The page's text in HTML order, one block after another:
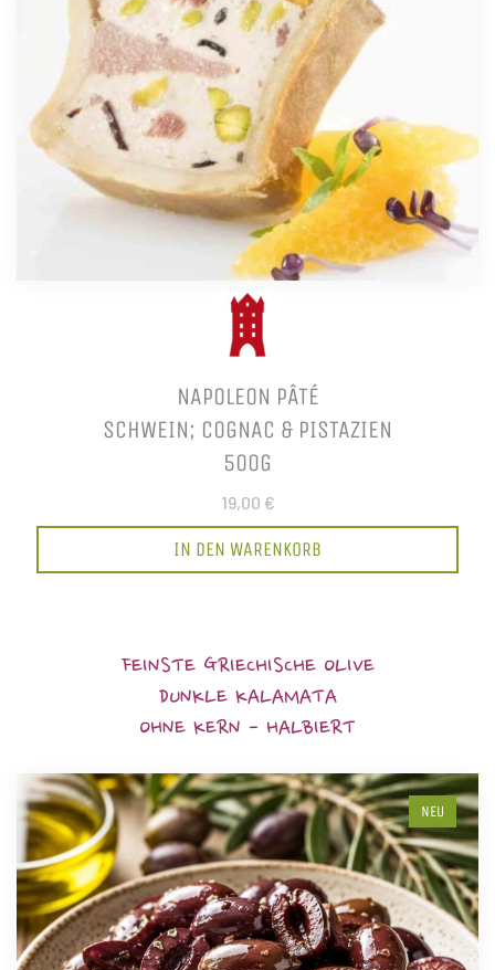
NAPOLEON PÂTÉ
SCHWEIN; COGNAC & PISTAZIEN
500G
19,00 €
IN DEN WARENKORB
FEINSTE GRIECHISCHE OLIVE
DUNKLE KALAMATA
OHNE KERN - HALBIERT
NEU